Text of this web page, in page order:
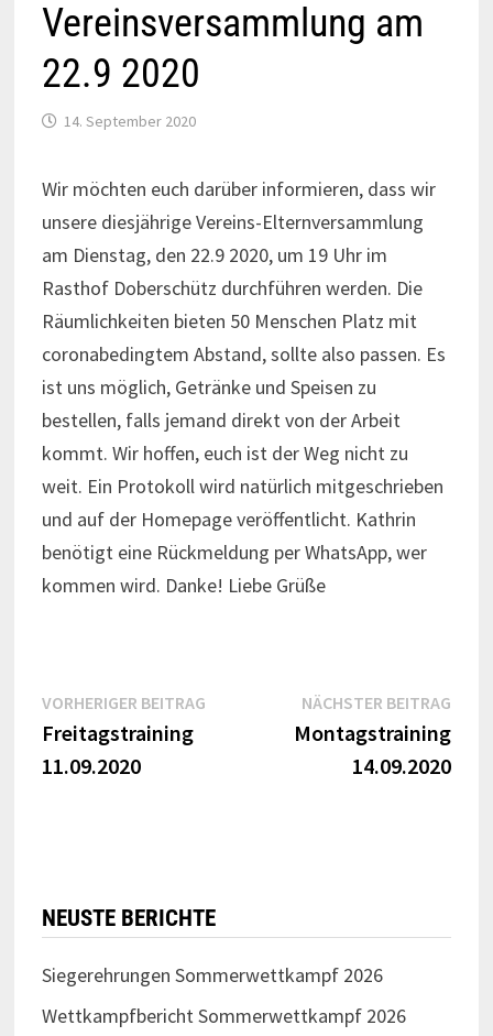
Vereinsversammlung am
22.9 2020
14. September 2020
Wir möchten euch darüber informieren, dass wir
unsere diesjährige Vereins-Elternversammlung
am Dienstag, den 22.9 2020, um 19 Uhr im
Rasthof Doberschütz durchführen werden. Die
Räumlichkeiten bieten 50 Menschen Platz mit
coronabedingtem Abstand, sollte also passen. Es
ist uns möglich, Getränke und Speisen zu
bestellen, falls jemand direkt von der Arbeit
kommt. Wir hoffen, euch ist der Weg nicht zu
weit. Ein Protokoll wird natürlich mitgeschrieben
und auf der Homepage veröffentlicht. Kathrin
benötigt eine Rückmeldung per WhatsApp, wer
kommen wird. Danke! Liebe Grüße
Beitragsnavigation
VORHERIGER BEITRAGVorheriger
Freitagstraining
11.09.2020
NÄCHSTER BEITRAG
Montagstraining
14.09.2020
NEUSTE BERICHTE
Siegerehrungen Sommerwettkampf 2026
Wettkampfbericht Sommerwettkampf 2026